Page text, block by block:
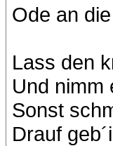
Ode an
Lass den
Und nimm
Sonst
Drauf